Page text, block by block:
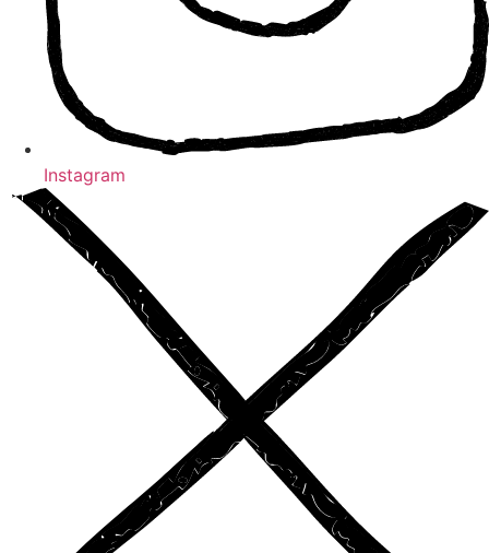
Instagram